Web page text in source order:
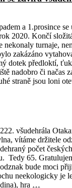
a 1.prosince se
2020. Končí
nekonaly turnaje,
zakázáno
dotek předloktí,
nadobro či načas
straně jsou loni
všudehrála
vítáme držitele
počet českých
Tedy 65.
bude moci
neekologicky je
hra …